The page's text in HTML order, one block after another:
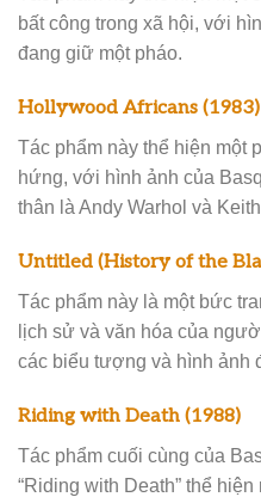
bất công trong xã hội, với
đang giữ một pháo.
Hollywood Africans (1983)
Tác phẩm này thể hiện một
hứng, với hình ảnh của
thân là Andy Warhol và
Untitled (History of the
Tác phẩm này là một bức
lịch sử và văn hóa của
các biểu tượng và hình ảnh
Riding with Death (1988)
Tác phẩm cuối cùng của
“Riding with Death” thể